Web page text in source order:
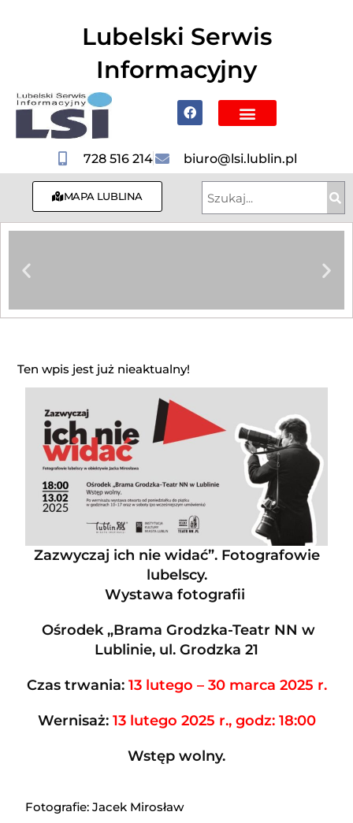
Lubelski Serwis
Informacyjny
728 516 214 biuro@lsi.lublin.pl
MAPA LUBLINA
Ten wpis jest już nieaktualny!
Zazwyczaj ich nie widać”. Fotografowie
lubelscy.
Wystawa fotografii
Ośrodek „Brama Grodzka-Teatr NN w
Lublinie, ul. Grodzka 21
Czas trwania:13 lutego – 30 marca 2025 r.
Wernisaż: 13 lutego 2025 r., godz: 18:00
Wstęp wolny.
Fotografie: Jacek Mirosław